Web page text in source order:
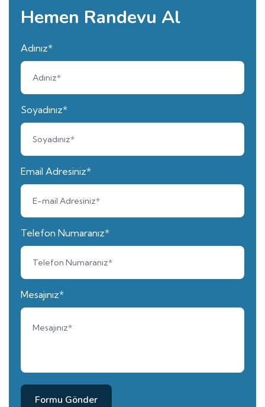
Hemen Randevu Al
Adınız*
Soyadınız*
Email Adresiniz*
Telefon Numaranız*
Mesajınız*
Formu Gönder